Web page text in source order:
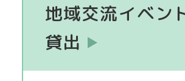
地域交流イベン
貸出